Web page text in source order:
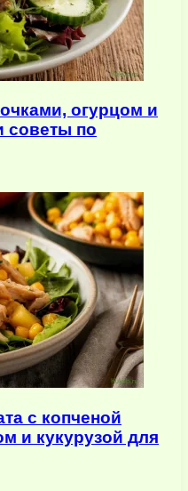
огурцом и
советы по
с копченой
и кукурузой для